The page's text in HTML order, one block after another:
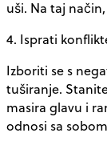
uši. Na taj
4. Isprati
Izboriti se s
tuširanje.
masira glavu i
odnosi sa